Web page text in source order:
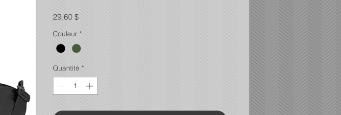
29,60 $Prix
Couleur *
Quantité *